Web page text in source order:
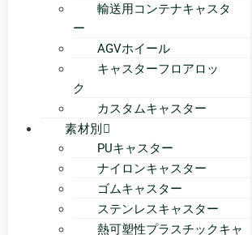
輸送用コンテナキャスタ
ー
AGVホイール
キャスターフロアロッ
ク
カスタムキャスター
素材別
PUキャスター
ナイロンキャスター
ゴムキャスター
ステンレスキャスター
熱可塑性プラスチックキャ